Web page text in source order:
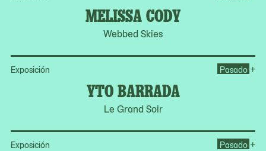
MELISSA CODY
Webbed Skies
Exposición
YTO BARRADA
Le Grand Soir
Pasado +
Exposición Pasado +